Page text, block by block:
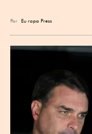
Por Eu ropa Press